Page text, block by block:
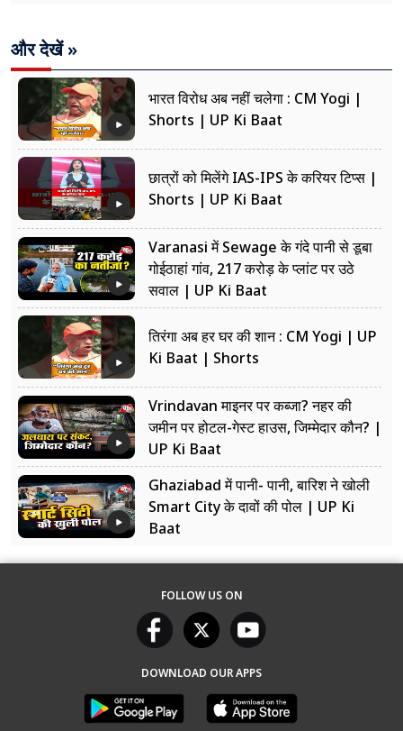
और देखें »
भारत विरोध अब नहीं चलेगा : CM Yogi |
Shorts | UP Ki Baat
छात्रों को मिलेंगे IAS-IPS के करियर टिप्स |
Shorts | UP Ki Baat
Varanasi में Sewage के गंदे पानी से डूबा
गोईठाहां गांव, 217 करोड़ के प्लांट पर उठे
सवाल | UP Ki Baat
तिरंगा अब हर घर की शान : CM Yogi | UP
Ki Baat | Shorts
Vrindavan माइनर पर कब्जा? नहर की
जमीन पर होटल-गेस्ट हाउस, जिम्मेदार कौन? |
UP Ki Baat
Ghaziabad में पानी- पानी, बारिश ने खोली
Smart City के दावों की पोल | UP Ki
Baat
FOLLOW US ON
DOWNLOAD OUR APPS